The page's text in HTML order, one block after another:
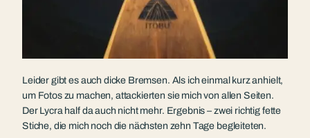
Leider gibt es auch dicke Bremsen. Als ich einmal kurz anhielt,
um Fotos zu machen, attackierten sie mich von allen Seiten.
Der Lycra half da auch nicht mehr. Ergebnis – zwei richtig fette
Stiche, die mich noch die nächsten zehn Tage begleiteten.